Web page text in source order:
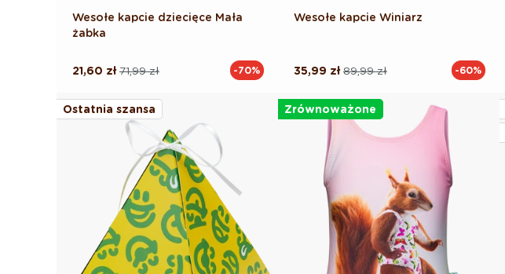
Wesołe kapcie dziecięce Mała
żabka
Cena
71,99 zł
Cena
21,60 zł -70%
Wesołe kapcie Winiarz
Cena
89,99 zł
Cena
35,99 zł -60%
Ostatnia szansa Zrównoważone